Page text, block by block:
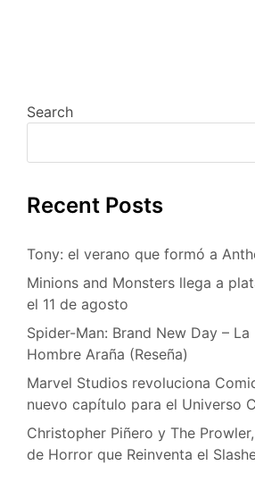
Search
Recent Posts
Tony: el verano que formó a
Minions and Monsters llega a
el 11 de agosto
Spider-Man: Brand New Day – La
Hombre Araña (Reseña)
Marvel Studios revoluciona
nuevo capítulo para el Universo
Christopher Piñero y The
de Horror que Reinventa el